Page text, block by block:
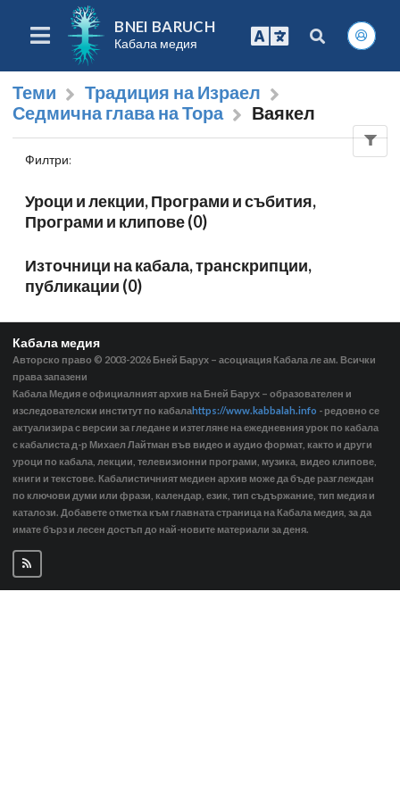
BNEI BARUCH
Кабала медия
Теми
Традиция на Израел
Седмична глава на Тора
Ваякел
Филтри:
Уроци и лекции, Програми и събития,
Програми и клипове (0)
Източници на кабала, транскрипции,
публикации (0)
Кабала медия
Авторско право © 2003-2026 Бней Барух – асоциация Кабала ле ам. Всички
права запазени
Кабала Медия е официалният архив на Бней Барух – образователен и
изследователски институт по кабалаhttps://www.kabbalah.info - редовно се
актуализира с версии за гледане и изтегляне на ежедневния урок по кабала
с кабалиста д-р Михаел Лайтман във видео и аудио формат, както и други
уроци по кабала, лекции, телевизионни програми, музика, видео клипове,
книги и текстове. Кабалистичният медиен архив може да бъде разглеждан
по ключови думи или фрази, календар, език, тип съдържание, тип медия и
каталози. Добавете отметка към главната страница на Кабала медия, за да
имате бърз и лесен достъп до най-новите материали за деня.